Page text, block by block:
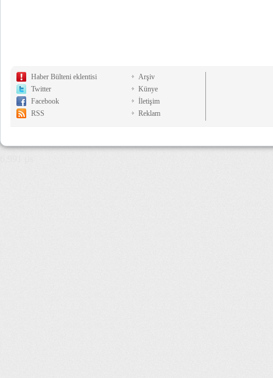
Haber Bülteni eklentisi
Twitter
Facebook
RSS
Arşiv
Künye
İletişim
Reklam